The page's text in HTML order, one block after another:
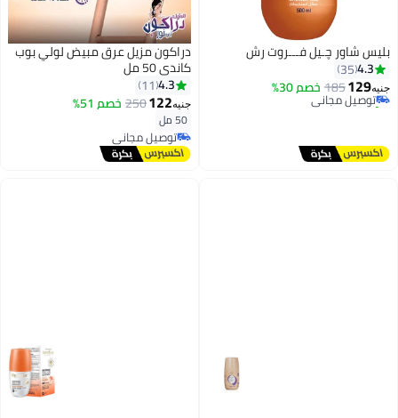
بليس شاور چـيل فـــروت رش
4.3
35
جنيه129
185 خصم 30%توصيل مجاني
تم بيع +10 مؤخرًا
توصيل مجاني
دراكون مزيل عرق مبيض لولي بوب
كاندي 50 مل
4.3
11
جنيه122
250 خصم 51%
50 ملتوصيل مجاني
بتخلّص بسرعة
توصيل مجاني